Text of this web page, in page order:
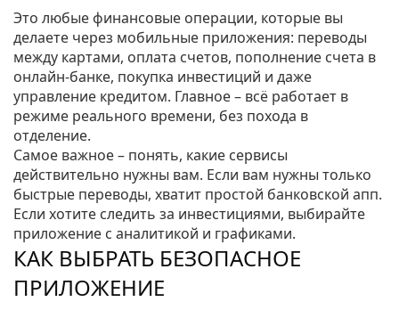
Это любые финансовые операции, которые вы
делаете через мобильные приложения: переводы
между картами, оплата счетов, пополнение счета в
онлайн‑банке, покупка инвестиций и даже
управление кредитом. Главное – всё работает в
режиме реального времени, без похода в
отделение.
Самое важное – понять, какие сервисы
действительно нужны вам. Если вам нужны только
быстрые переводы, хватит простой банковской апп.
Если хотите следить за инвестициями, выбирайте
приложение с аналитикой и графиками.
КАК ВЫБРАТЬ БЕЗОПАСНОЕ
ПРИЛОЖЕНИЕ